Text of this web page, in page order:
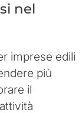
nel
imprese edili
più
il